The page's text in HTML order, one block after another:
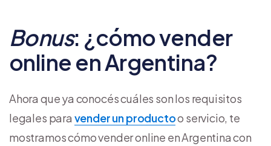
Bonus: ¿cómo vender
online en Argentina?
Ahora que ya conocés cuáles son los requisitos
legales para vender un productoo servicio, te
mostramos cómo vender online en Argentina con